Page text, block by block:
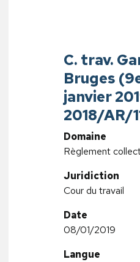
C. trav.
Bruges
janvier
2018/AR/
Domaine
Règlement
Juridiction
Cour du travail
Date
08/01/2019
Langue